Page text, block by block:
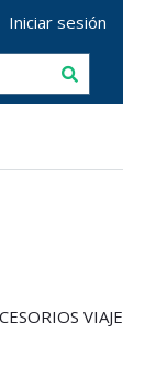
Iniciar sesión
VIAJE